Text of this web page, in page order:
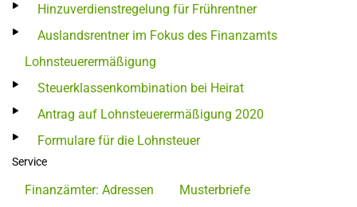
Hinzuverdienstregelung für Frührentner
Auslandsrentner im Fokus des Finanzamts
Lohnsteuerermäßigung
Steuerklassenkombination bei Heirat
Antrag auf Lohnsteuerermäßigung 2020
Formulare für die Lohnsteuer
Service
Finanzämter: Adressen
Musterbriefe